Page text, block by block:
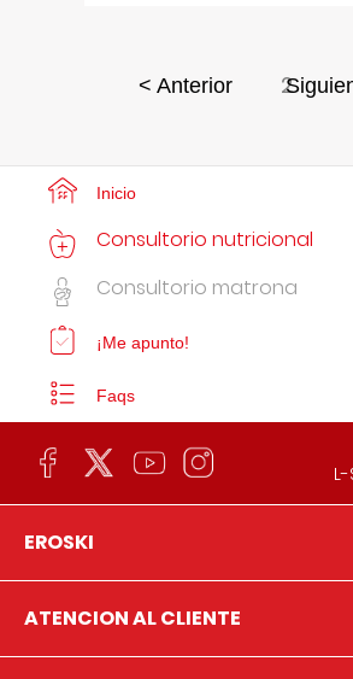
< Anterior 2
Inicio
Consultorio nutricional
Consultorio matrona
¡Me apunto!
Faqs
EROSKI
ATENCION AL CLIENTE